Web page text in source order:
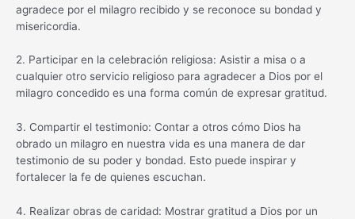
agradece por el milagro recibido y se reconoce su bondad y
misericordia.
2. Participar en la celebración religiosa: Asistir a misa o a
cualquier otro servicio religioso para agradecer a Dios por el
milagro concedido es una forma común de expresar gratitud.
3. Compartir el testimonio: Contar a otros cómo Dios ha
obrado un milagro en nuestra vida es una manera de dar
testimonio de su poder y bondad. Esto puede inspirar y
fortalecer la fe de quienes escuchan.
4. Realizar obras de caridad: Mostrar gratitud a Dios por un